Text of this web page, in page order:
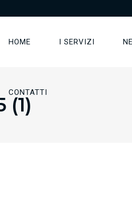
HOME I SERVIZI
CONTATTI
(1)